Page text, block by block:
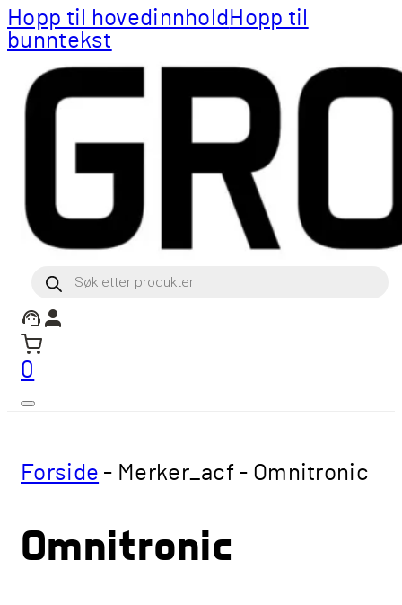
Hopp til hovedinnhold Hopp til
bunntekst
Products
search
0
Forside - Merker_acf - Omnitronic
Omnitronic